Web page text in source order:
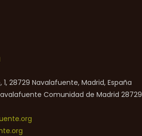
28729 Navalafuente, Madrid, España
Comunidad de Madrid 28729